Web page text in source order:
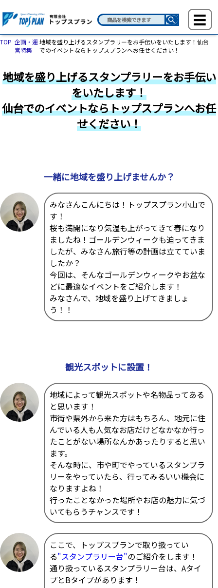
TOP 企画・運
営特集
地域を盛り上げるスタンプラリーをお手伝いをいたします！仙台
でのイベントならトップスプランへお任せください！
地域を盛り上げるスタンプラリーをお手伝い
をいたします！
仙台でのイベントならトップスプランへお任
せください！
一緒に地域を盛り上げませんか？
みなさんこんにちは！トップスプラン小山で
す！
桜も満開になり気温も上がってきて春になり
ましたね！ゴールデンウィークも迫ってきま
したが、みなさん旅行等の計画は立てていま
したか？
今回は、そんなゴールデンウィークやお盆な
どに最適なイベントをご紹介します！
みなさんで、地域を盛り上げてきましょ
う！！
観光スポットに設置！
地域によって観光スポットや名物品ってある
と思います！
市街や県外から来た方はもちろん、地元に住
んでいる人も人気なお店だけどなかなか行っ
たことがない場所なんかあったりすると思い
ます。
そんな時に、市や町でやっているスタンプラ
リーをやっていたら、行ってみるいい機会に
なりますよね！
行ったことなかった場所やお店の魅力に気づ
いてもらうチャンスです！
ここで、トップスプランで取り扱ってい
る"スタンプラリー台"のご紹介をします！
通り扱っているスタンプラリー台は、Aタイ
プとBタイプがあります！